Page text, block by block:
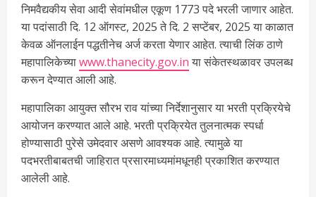
निमवैद्यकीय सेवा आदी सेवांमधील एकूण 1773 पदे भरली जाणार आहेत.
या पदांसाठी दि. 12 ऑगस्ट, 2025 ते दि. 2 सप्टेंबर, 2025 या काळात
केवळ ऑनलाईन पद्धतीनेच अर्ज करता येणार आहेत. त्याची लिंक ठाणे
महापालिकेच्याwww.thanecity.gov.inया संकेतस्थळावर उपलब्ध
करून देण्यात आली आहे.
महापालिका आयुक्त सौरभ राव यांच्या निर्देशानुसार या भरती प्रक्रियेचे
आयोजन करण्यात आले आहे. भरती प्रक्रियेत तुलनात्मक स्पर्धा
होण्यासाठी पुरेसे उमेदवार असणे आवश्यक आहे. त्यामुळे या
पदभरतीबाबतची जाहिरात प्रसारमाध्यमांमधूनही प्रकाशित करण्यात
आलेली आहे.